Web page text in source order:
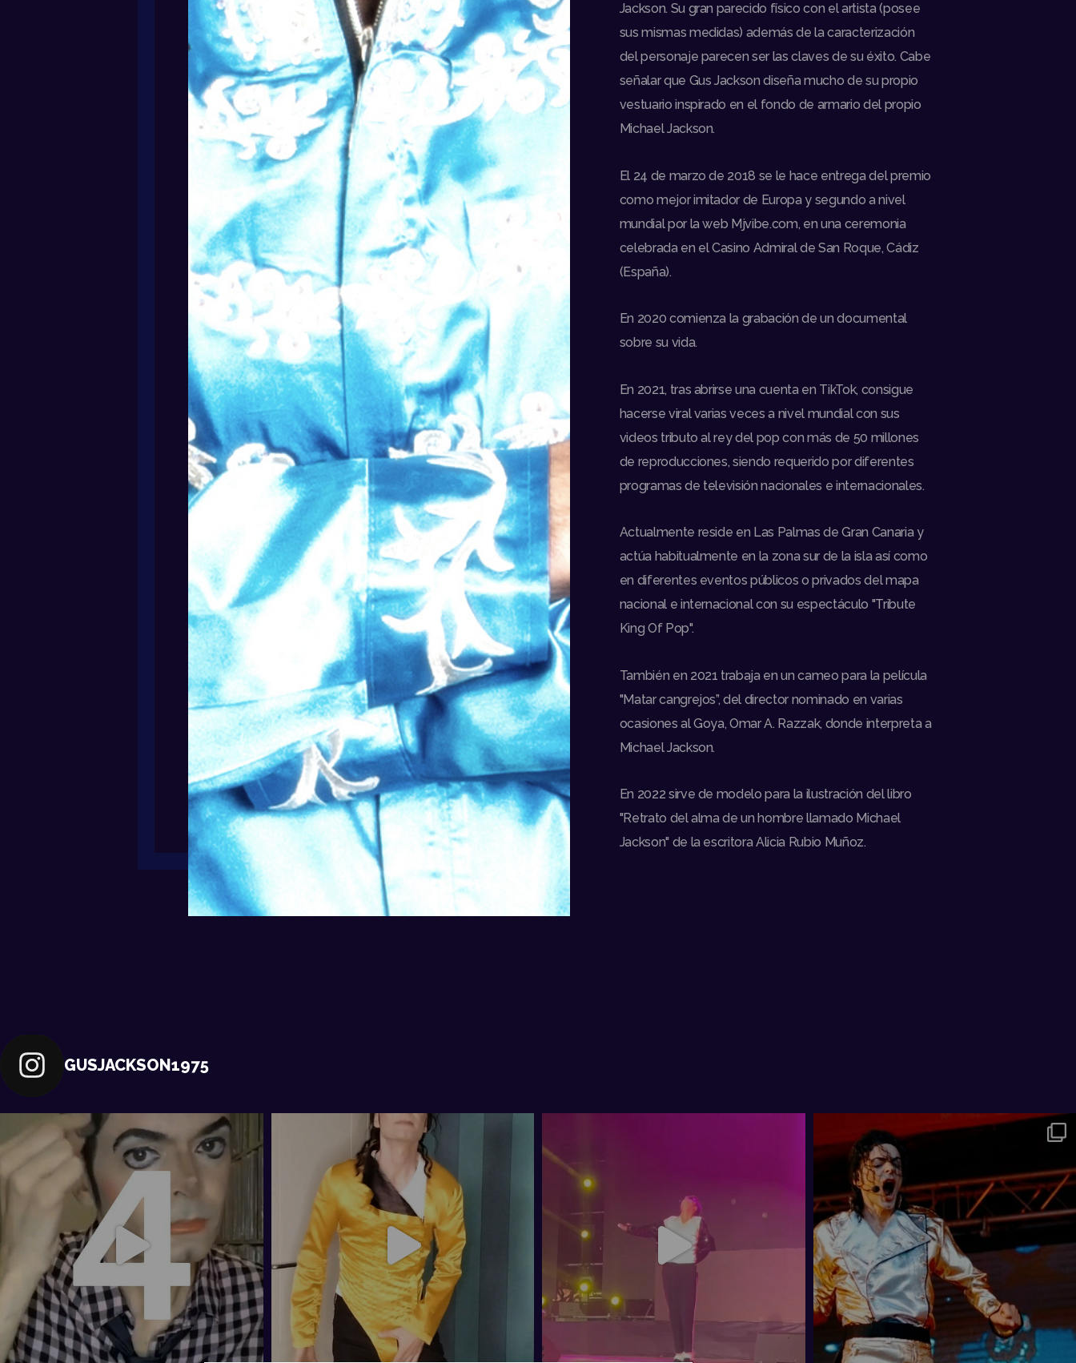
Jackson. Su gran parecido físico con el artista (posee
sus mismas medidas) además de la caracterización
del personaje parecen ser las claves de su éxito. Cabe
señalar que Gus Jackson diseña mucho de su propio
vestuario inspirado en el fondo de armario del propio
Michael Jackson.
El 24 de marzo de 2018 se le hace entrega del premio
como mejor imitador de Europa y segundo a nivel
mundial por la web Mjvibe.com, en una ceremonia
celebrada en el Casino Admiral de San Roque, Cádiz
(España).
En 2020 comienza la grabación de un documental
sobre su vida.
En 2021, tras abrirse una cuenta en TikTok, consigue
hacerse viral varias veces a nivel mundial con sus
videos tributo al rey del pop con más de 50 millones
de reproducciones, siendo requerido por diferentes
programas de televisión nacionales e internacionales.
Actualmente reside en Las Palmas de Gran Canaria y
actúa habitualmente en la zona sur de la isla así como
en diferentes eventos públicos o privados del mapa
nacional e internacional con su espectáculo "Tribute
King Of Pop".
También en 2021 trabaja en un cameo para la película
"Matar cangrejos”, del director nominado en varias
ocasiones al Goya, Omar A. Razzak, donde interpreta a
Michael Jackson.
En 2022 sirve de modelo para la ilustración del libro
"Retrato del alma de un hombre llamado Michael
Jackson" de la escritora Alicia Rubio Muñoz.
GUSJACKSON1975